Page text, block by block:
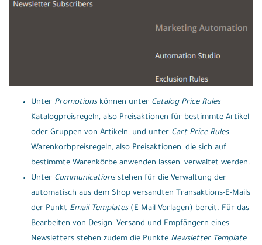
Unter Promotionskönnen unter Catalog Price Rules
Katalogpreisregeln, also Preisaktionen für bestimmte Artikel
oder Gruppen von Artikeln, und unter Cart Price Rules
Warenkorbpreisregeln, also Preisaktionen, die sich auf
bestimmte Warenkörbe anwenden lassen, verwaltet werden.
Unter Communicationsstehen für die Verwaltung der
automatisch aus dem Shop versandten Transaktions-E-Mails
der Punkt Email Templates(E-Mail-Vorlagen) bereit. Für das
Bearbeiten von Design, Versand und Empfängern eines
Newsletters stehen zudem die Punkte Newsletter Template